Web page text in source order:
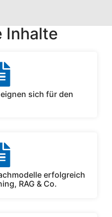
Inhalte
sich für den
erfolgreich
RAG & Co.